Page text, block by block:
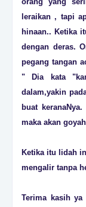
leraikan , tapi
hinaan.. Ketika
dengan deras.
pegang tangan
" Dia kata
dalam,yakin
buat
maka akan
Ketika itu lidah
mengalir tanpa
Terima kasih